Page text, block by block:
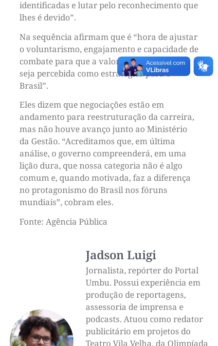
identificadas e lutar pelo reconhecimento que
lhes é devido”.
Na sequência afirmam que é “hora de ajustar
o voluntarismo, engajamento e capacidade de
combate para que a valorização da carreira
seja percebida como estratégica para o
Brasil”.
Eles dizem que negociações estão em
andamento para reestruturação da carreira,
mas não houve avanço junto ao Ministério
da Gestão. “Acreditamos que, em última
análise, o governo compreenderá, em uma
lição dura, que nossa categoria não é algo
comum e, quando motivada, faz a diferença
no protagonismo do Brasil nos fóruns
mundiais”, cobram eles.
Fonte: Agência Pública
Jadson Luigi
Jornalista, repórter do Portal
Umbu. Possui experiência em
produção de reportagens,
assessoria de imprensa e
podcasts. Atuou como redator
publicitário em projetos do
Teatro Vila Velha, da Olimpíada